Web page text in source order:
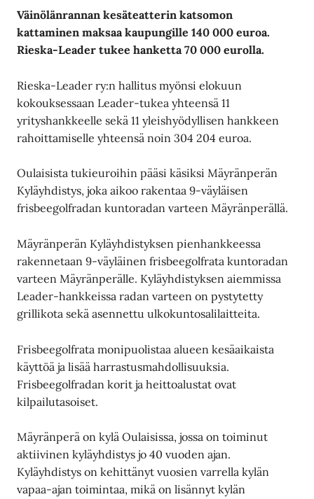
Väinölänrannan kesäteatterin katsomon
kattaminen maksaa kaupungille 140 000 euroa.
Rieska-Leader tukee hanketta 70 000 eurolla.
Rieska-Leader ry:n hallitus myönsi elokuun
kokouksessaan Leader-tukea yhteensä 11
yrityshankkeelle sekä 11 yleishyödyllisen hankkeen
rahoittamiselle yhteensä noin 304 204 euroa.
Oulaisista tukieuroihin pääsi käsiksi Mäyränperän
Kyläyhdistys, joka aikoo rakentaa 9-väyläisen
frisbeegolfradan kuntoradan varteen Mäyränperällä.
Mäyränperän Kyläyhdistyksen pienhankkeessa
rakennetaan 9-väyläinen frisbeegolfrata kuntoradan
varteen Mäyränperälle. Kyläyhdistyksen aiemmissa
Leader-hankkeissa radan varteen on pystytetty
grillikota sekä asennettu ulkokuntosalilaitteita.
Frisbeegolfrata monipuolistaa alueen kesäaikaista
käyttöä ja lisää harrastusmahdollisuuksia.
Frisbeegolfradan korit ja heittoalustat ovat
kilpailutasoiset.
Mäyränperä on kylä Oulaisissa, jossa on toiminut
aktiivinen kyläyhdistys jo 40 vuoden ajan.
Kyläyhdistys on kehittänyt vuosien varrella kylän
vapaa-ajan toimintaa, mikä on lisännyt kylän